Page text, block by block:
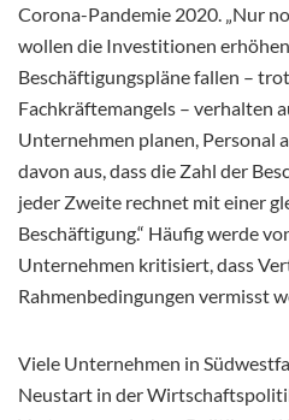
Corona-Pandemie 2020. „Nur
wollen die Investitionen
Beschäftigungspläne fallen –
Fachkräftemangels – verhalten
Unternehmen planen, Personal
davon aus, dass die Zahl der
jeder Zweite rechnet mit einer
Beschäftigung.“ Häufig werde
Unternehmen kritisiert, dass
Rahmenbedingungen vermisst
Viele Unternehmen in
Neustart in der